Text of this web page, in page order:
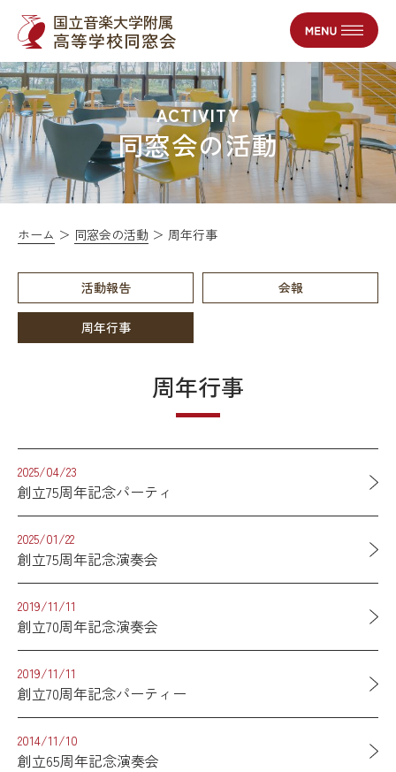
国立音楽大学附属
高等学校同窓会
ACTIVITY
同窓会の活動
ホーム 同窓会の活動 周年行事
活動報告 会報
周年行事
周年行事
2025/04/23
創立75周年記念パーティ
2025/01/22
創立75周年記念演奏会
2019/11/11
創立70周年記念演奏会
2019/11/11
創立70周年記念パーティー
2014/11/10
創立65周年記念演奏会